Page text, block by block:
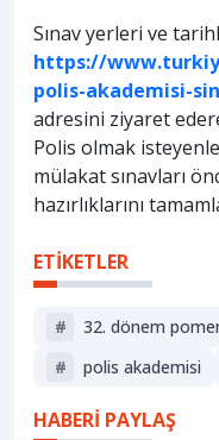
Sınav yerleri ve
https://
polis-akademisi-
adresini ziyaret
Polis olmak
mülakat sınavları
hazırlıklarını
ETİKETLER
# 32. dönem
#
polis akademisi
HABERİ PAYLAŞ